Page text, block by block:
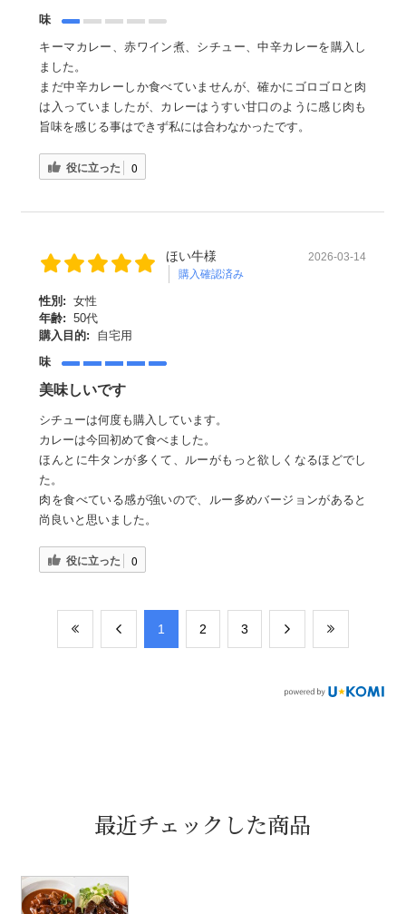
味
キーマカレー、赤ワイン煮、シチュー、中辛カレーを購入し
ました。
まだ中辛カレーしか食べていませんが、確かにゴロゴロと肉
は入っていましたが、カレーはうすい甘口のように感じ肉も
旨味を感じる事はできず私には合わなかったです。
役に立った 0
ほい牛様
購入確認済み
2026-03-14
性別: 女性
年齢: 50代
購入目的:
自宅用
味
美味しいです
シチューは何度も購入しています。
カレーは今回初めて食べました。
ほんとに牛タンが多くて、ルーがもっと欲しくなるほどでし
た。
肉を食べている感が強いので、ルー多めバージョンがあると
尚良いと思いました。
役に立った 0
​1 ​2 ​3
最近チェックした商品